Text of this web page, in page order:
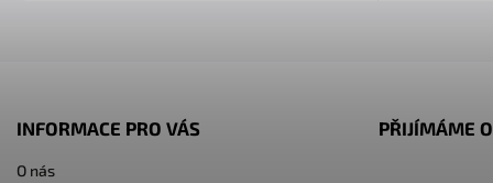
INFORMACE PRO VÁS
O nás
PŘIJÍMÁME